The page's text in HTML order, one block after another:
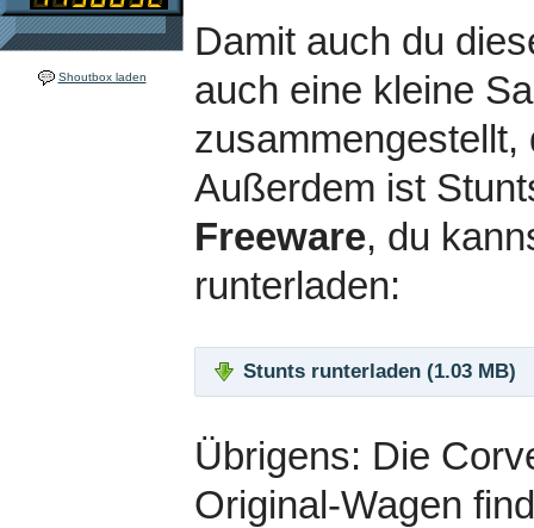
Shoutbox laden
Damit auch du
auch eine kleine
Außerdem ist
Freeware, du
runterladen:
Stunts runterladen (1.03 MB)
Übrigens: Die
Original-Wagen